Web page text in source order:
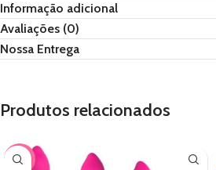
Informação adicional
Avaliações (0)
Nossa Entrega
Produtos relacionados
-33%